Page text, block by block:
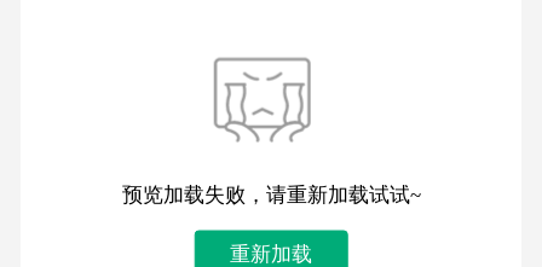
预览加载失败，请重新加载试试~
重新加载